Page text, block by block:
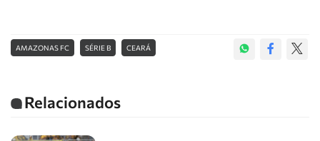
AMAZONAS FC SÉRIE B CEARÁ
Relacionados